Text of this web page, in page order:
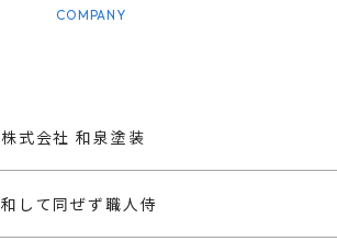
COMPANY
株式会社 和泉塗装
和して同ぜず職人侍